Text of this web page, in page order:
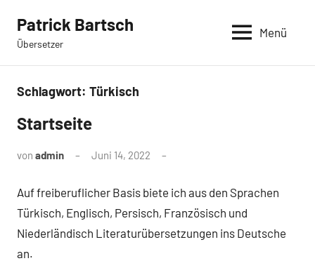
Inhalt
springen
Patrick Bartsch
Übersetzer
Menü
Schlagwort: Türkisch
Startseite
von admin Juni 14, 2022
Auf freiberuflicher Basis biete ich aus den Sprachen
Türkisch, Englisch, Persisch, Französisch und
Niederländisch Literaturübersetzungen ins Deutsche
an.